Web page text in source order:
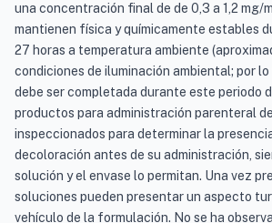
una concentración final de de 0,3 a 1,2 mg/
mantienen física y químicamente estables
27 horas a temperatura ambiente
condiciones de iluminación ambiental; por
debe ser completada durante este periodo
productos para administración parenteral
inspeccionados para determinar la
decoloración antes de su administración,
solución y el envase lo permitan. Una vez
soluciones pueden presentar un aspecto
vehículo de la formulación. No se ha